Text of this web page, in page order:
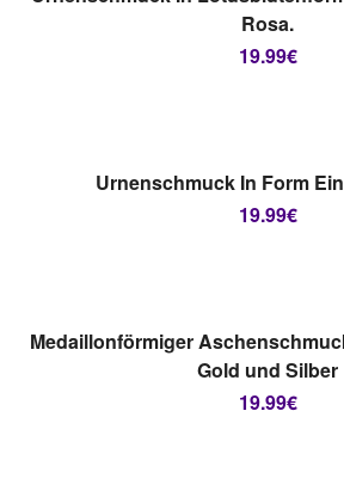
Rosa.
19.99€
AUSFÜHRUNG
Urnenschmuck In Form
19.99€
AUSFÜHRUNG
Medaillonförmiger
Gold und Silber
19.99€